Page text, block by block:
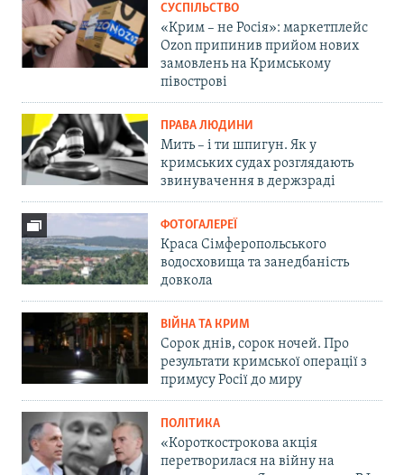
СУСПІЛЬСТВО
«Крим – не Росія»: маркетплейс
Ozon припинив прийом нових
замовлень на Кримському
півострові
ПРАВА ЛЮДИНИ
Мить – і ти шпигун. Як у
кримських судах розглядають
звинувачення в держзраді
ФОТОГАЛЕРЕЇ
Краса Сімферопольського
водосховища та занедбаність
довкола
ВІЙНА ТА КРИМ
Сорок днів, сорок ночей. Про
результати кримської операції з
примусу Росії до миру
ПОЛІТИКА
«Короткострокова акція
перетворилася на війну на